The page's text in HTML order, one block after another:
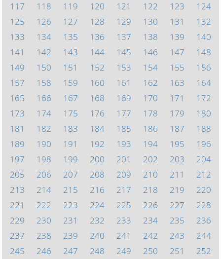
117
118 119 120 121 122 123
124
125
126 127 128 129 130 131
132
133
134 135 136 137 138 139
140
141
142 143 144 145 146 147
148
149
150 151 152 153 154 155
156
157
158 159 160 161 162 163
164
165
166 167 168 169 170 171
172
173
174 175 176 177 178 179
180
181
182 183 184 185 186 187
188
189
190 191 192 193 194 195
196
197
198 199 200 201 202 203
204
205
206 207 208 209 210 211
212
213
214 215 216 217 218 219
220
221
222 223 224 225 226 227
228
229
230 231 232 233 234 235
236
237
238 239 240 241 242 243
244
245
246 247 248 249 250 251
252